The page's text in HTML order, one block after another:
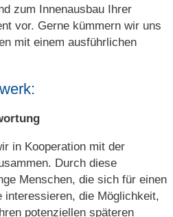
zum Innenausbau Ihrer
vor. Gerne kümmern wir uns
mit einem ausführlichen
in Kooperation mit der
Durch diese
Menschen, die sich für einen
interessieren, die Möglichkeit,
potenziellen späteren